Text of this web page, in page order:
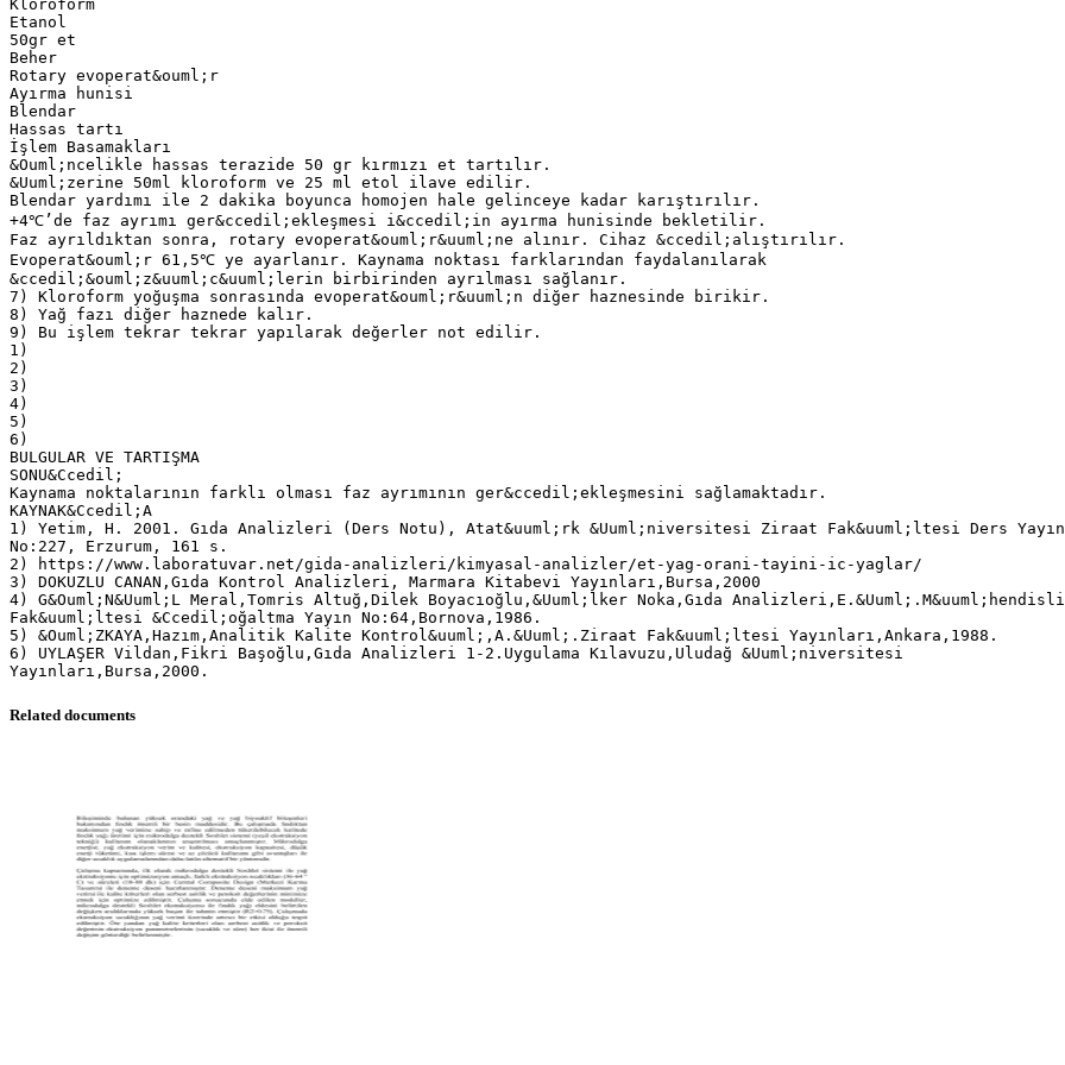
Kloroform
Etanol
50gr et
Beher
Rotary evoperat&ouml;r
Ayırma hunisi
Blendar
Hassas tartı
İşlem Basamakları
&Ouml;ncelikle hassas terazide 50 gr kırmızı et tartılır.
&Uuml;zerine 50ml kloroform ve 25 ml etol ilave edilir.
Blendar yardımı ile 2 dakika boyunca homojen hale gelinceye kadar karıştırılır.
+4℃’de faz ayrımı ger&ccedil;ekleşmesi i&ccedil;in ayırma hunisinde bekletilir.
Faz ayrıldıktan sonra, rotary evoperat&ouml;r&uuml;ne alınır. Cihaz &ccedil;alıştırılır.
Evoperat&ouml;r 61,5℃ ye ayarlanır. Kaynama noktası farklarından faydalanılarak
&ccedil;&ouml;z&uuml;c&uuml;lerin birbirinden ayrılması sağlanır.
7) Kloroform yoğuşma sonrasında evoperat&ouml;r&uuml;n diğer haznesinde birikir.
8) Yağ fazı diğer haznede kalır.
9) Bu işlem tekrar tekrar yapılarak değerler not edilir.
1)
2)
3)
4)
5)
6)
BULGULAR VE TARTIŞMA
SONU&Ccedil;
Kaynama noktalarının farklı olması faz ayrımının ger&ccedil;ekleşmesini sağlamaktadır.
KAYNAK&Ccedil;A
1) Yetim, H. 2001. Gıda Analizleri (Ders Notu), Atat&uuml;rk &Uuml;niversitesi Ziraat Fak&uuml;ltesi Ders
No:227, Erzurum, 161 s.
2) https://www.laboratuvar.net/gida-analizleri/kimyasal-analizler/et-yag-orani-tayini-ic-yaglar/
3) DOKUZLU CANAN,Gıda Kontrol Analizleri, Marmara Kitabevi Yayınları,Bursa,2000
4) G&Ouml;N&Uuml;L Meral,Tomris Altuğ,Dilek Boyacıoğlu,&Uuml;lker Noka,Gıda
Fak&uuml;ltesi &Ccedil;oğaltma Yayın No:64,Bornova,1986.
5) &Ouml;ZKAYA,Hazım,Analitik Kalite Kontrol&uuml;,A.&Uuml;.Ziraat Fak&uuml;ltesi Yayınları,Ankara,1988.
6) UYLAŞER Vildan,Fikri Başoğlu,Gıda Analizleri 1-2.Uygulama Kılavuzu,Uludağ &Uuml;niversitesi
Related documents